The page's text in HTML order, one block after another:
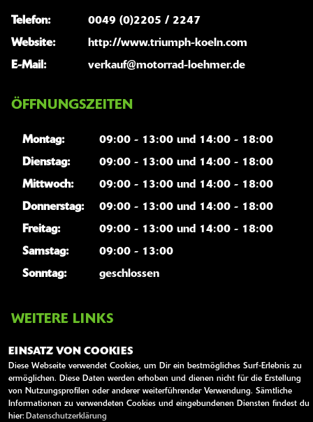
Telefon:
0049 (0)2205 / 2247
Website:
http://www.triumph-koeln.com
E-Mail:
verkauf@motorrad-loehmer.de
ÖFFNUNGSZEITEN
Montag:
09:00 - 13:00 und 14:00 - 18:00
Dienstag:
09:00 - 13:00 und 14:00 - 18:00
Mittwoch:
09:00 - 13:00 und 14:00 - 18:00
Donnerstag:
09:00 - 13:00 und 14:00 - 18:00
Freitag:
09:00 - 13:00 und 14:00 - 18:00
Samstag:
09:00 - 13:00
Sonntag:
geschlossen
WEITERE LINKS
Kawasaki News
Kawasaki Handbücher
Kawasaki Bekleidung
Kawasaki Merchandise
EINSATZ VON COOKIES
Diese Webseite verwendet Cookies, um Dir ein bestmögliches Surf-Erlebnis zu
ermöglichen. Diese Daten werden erhoben und dienen nicht für die Erstellung
von Nutzungsprofilen oder anderer weiterführender Verwendung. Sämtliche
Informationen zu verwendeten Cookies und eingebundenen Diensten findest du
hier: Datenschutzerklärung